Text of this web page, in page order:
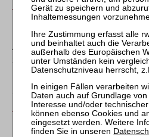
TECHNOLOGIE, RESILIENZ,
DREIKLANG FÜR
ERFOLG
Atradius und TRENDONE
2025“ Unterstützung für …
14.05.2025
ZUKUNFTSLÖSUNG FÜR
FÜRSTENFELDBRUCK UND
RESTAURANT NIMMT